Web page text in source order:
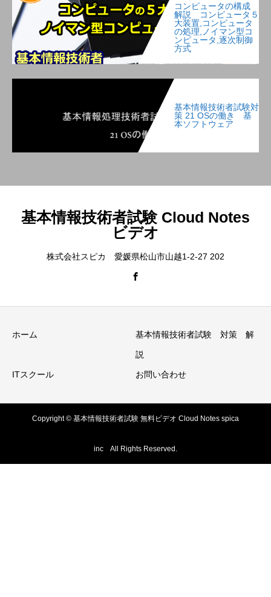
コンピュータの構成
解説 コンピュータ５
大装置,コンピュータ
の処理,ノイマン型コ
ンピュータ,逐次制御
方式
基本情報技術者試験対
策 21 OSの働き 基
本ソフトウェア
基本情報技術者試験 Cloud Notes
ビデオ
株式会社スピカ 愛媛県松山市山越1-2-27 202
ホーム 基本情報技術者試験 対策 解
説
ITスクール お問い合わせ
Copyright © 基本情報技術者試験 無料ビデオ Cloud Notes spica
inc All Rights Reserved.